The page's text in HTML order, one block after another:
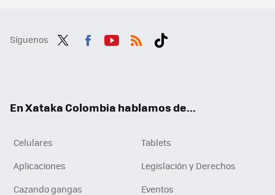
Síguenos
En Xataka Colombia hablamos de...
Celulares
Tablets
Aplicaciones
Legislación y Derechos
Cazando gangas
Eventos